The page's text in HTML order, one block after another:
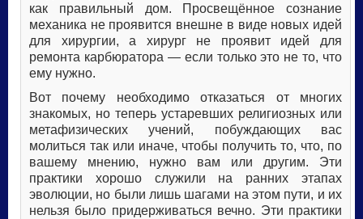
как правильный дом. Просвещённое сознание
механика не проявится внешне в виде новых идей
для хирургии, а хирург не проявит идей для
ремонта карбюратора — если только это не то, что
ему нужно.
Вот почему необходимо отказаться от многих
знакомых, но теперь устаревших религиозных или
метафизических учений, побуждающих вас
молиться так или иначе, чтобы получить то, что, по
вашему мнению, нужно вам или другим. Эти
практики хорошо служили на ранних этапах
эволюции, но были лишь шагами на этом пути, и их
нельзя было придерживаться вечно. Эти практики